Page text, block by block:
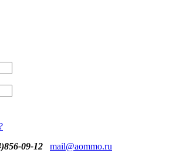
09-12
mail@aommo.ru